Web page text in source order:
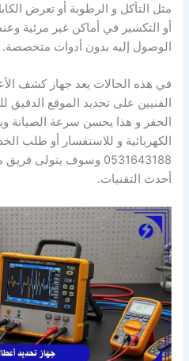
مثل التآكل و الرطوبة أو تعرض
أو التكسير في أماكن غير مرئية
الوصول إليه بدون أدوات متخصصة.
في هذه الحالات يعد جهاز كشف
الفنيين على تحديد الموقع الدقيق
الحفر و هذا يحسن سرعة الصيانة
الكهربائية و للاستفسار أو طلب
0531643188 وسوف
أحدث التقنيات.